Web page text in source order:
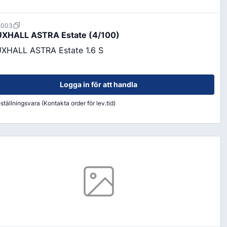
ASTRA Estate (4/100)
ASTRA Estate 1.6 S
Logga in för att handla
(Kontakta order för lev.tid)